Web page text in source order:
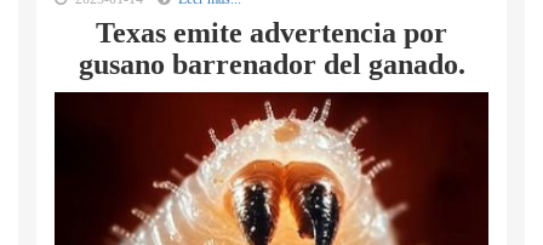
Texas emite advertencia por
gusano barrenador del ganado.